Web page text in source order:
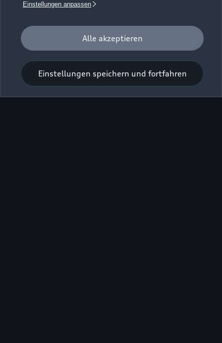
Einstellungen anpassen
Alle akzeptieren
Einstellungen speichern und fortfahren
Zur Inspektion